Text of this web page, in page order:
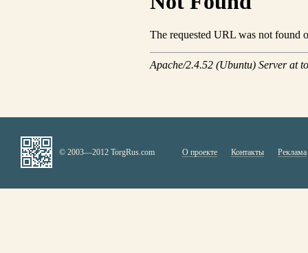
© 2003—2012 TorgRus.com О проекте Контакты Реклама